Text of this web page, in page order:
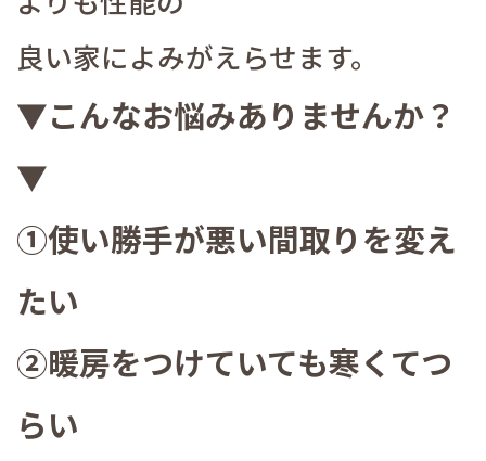
良い家によみがえらせます。
▼こんなお悩みありませんか？
▼
①使い勝手が悪い間取りを変え
たい
②暖房をつけていても寒くてつ
らい